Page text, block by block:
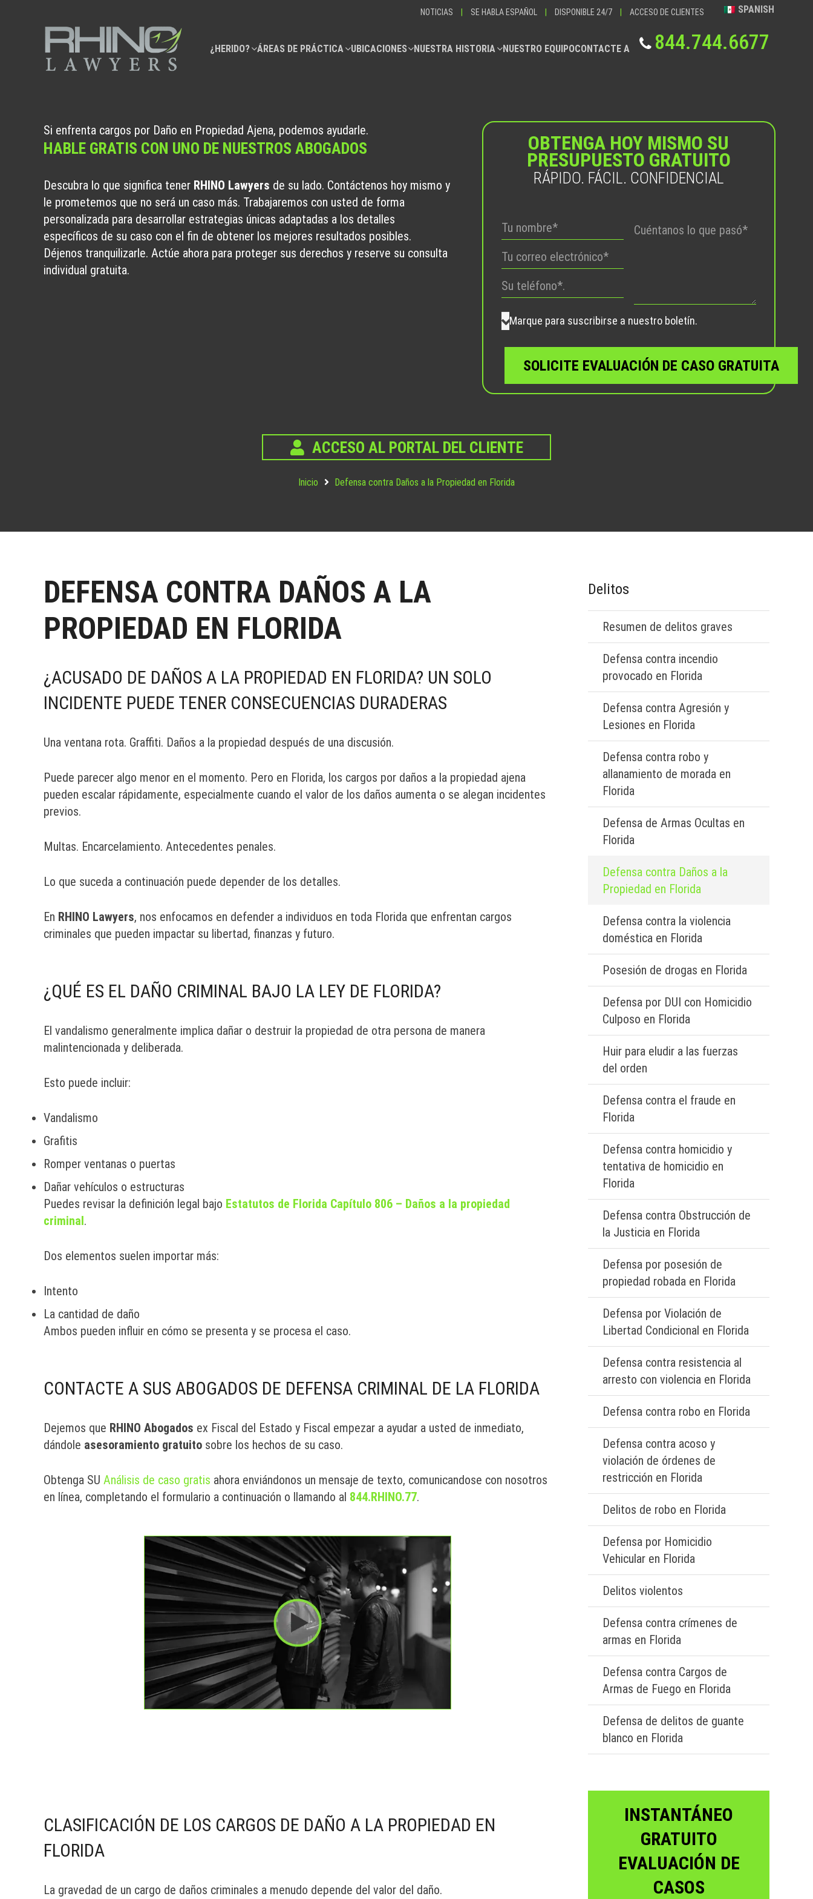
NOTICIAS | SE HABLA ESPAÑOL | DISPONIBLE 24/7 | ACCESO DE CLIENTES SPANISH
¿HERIDO? ÁREAS DE PRÁCTICA UBICACIONES NUESTRA HISTORIA NUESTRO EQUIPOCONTACTE A 844.744.6677
Si enfrenta cargos por Daño en Propiedad Ajena, podemos ayudarle.
HABLE GRATIS CON UNO DE NUESTROS ABOGADOS
Descubra lo que significa tener RHINO Lawyers de su lado. Contáctenos hoy mismo y
le prometemos que no será un caso más. Trabajaremos con usted de forma
personalizada para desarrollar estrategias únicas adaptadas a los detalles
específicos de su caso con el fin de obtener los mejores resultados posibles.
Déjenos tranquilizarle. Actúe ahora para proteger sus derechos y reserve su consulta
individual gratuita.
OBTENGA HOY MISMO SU
PRESUPUESTO GRATUITO
RÁPIDO. FÁCIL. CONFIDENCIAL
Por
vacío.
Marque para suscribirse a nuestro boletín.
ACCESO AL PORTAL DEL CLIENTE
Inicio Defensa contra Daños a la Propiedad en Florida
DEFENSA CONTRA DAÑOS A LA
PROPIEDAD EN FLORIDA
¿ACUSADO DE DAÑOS A LA PROPIEDAD EN FLORIDA? UN SOLO
INCIDENTE PUEDE TENER CONSECUENCIAS DURADERAS
Una ventana rota. Graffiti. Daños a la propiedad después de una discusión.
Puede parecer algo menor en el momento. Pero en Florida, los cargos por daños a la propiedad ajena
pueden escalar rápidamente, especialmente cuando el valor de los daños aumenta o se alegan incidentes
previos.
Multas. Encarcelamiento. Antecedentes penales.
Lo que suceda a continuación puede depender de los detalles.
En RHINO Lawyers, nos enfocamos en defender a individuos en toda Florida que enfrentan cargos
criminales que pueden impactar su libertad, finanzas y futuro.
¿QUÉ ES EL DAÑO CRIMINAL BAJO LA LEY DE FLORIDA?
El vandalismo generalmente implica dañar o destruir la propiedad de otra persona de manera
malintencionada y deliberada.
Esto puede incluir:
Vandalismo
Grafitis
Romper ventanas o puertas
Dañar vehículos o estructuras
Puedes revisar la definición legal bajo Estatutos de Florida Capítulo 806 – Daños a la propiedad
criminal.
Dos elementos suelen importar más:
Intento
La cantidad de daño
Ambos pueden influir en cómo se presenta y se procesa el caso.
CONTACTE A SUS ABOGADOS DE DEFENSA CRIMINAL DE LA FLORIDA
Dejemos que RHINO Abogados ex Fiscal del Estado y Fiscal empezar a ayudar a usted de inmediato,
dándole asesoramiento gratuito sobre los hechos de su caso.
Obtenga SU Análisis de caso gratis ahora enviándonos un mensaje de texto, comunicandose con nosotros
en línea, completando el formulario a continuación o llamando al 844.RHINO.77.
CLASIFICACIÓN DE LOS CARGOS DE DAÑO A LA PROPIEDAD EN
FLORIDA
La gravedad de un cargo de daños criminales a menudo depende del valor del daño.
Delitos
Resumen de delitos graves
Defensa contra incendio
provocado en Florida
Defensa contra Agresión y
Lesiones en Florida
Defensa contra robo y
allanamiento de morada en
Florida
Defensa de Armas Ocultas en
Florida
Defensa contra Daños a la
Propiedad en Florida
Defensa contra la violencia
doméstica en Florida
Posesión de drogas en Florida
Defensa por DUI con Homicidio
Culposo en Florida
Huir para eludir a las fuerzas
del orden
Defensa contra el fraude en
Florida
Defensa contra homicidio y
tentativa de homicidio en
Florida
Defensa contra Obstrucción de
la Justicia en Florida
Defensa por posesión de
propiedad robada en Florida
Defensa por Violación de
Libertad Condicional en Florida
Defensa contra resistencia al
arresto con violencia en Florida
Defensa contra robo en Florida
Defensa contra acoso y
violación de órdenes de
restricción en Florida
Delitos de robo en Florida
Defensa por Homicidio
Vehicular en Florida
Delitos violentos
Defensa contra crímenes de
armas en Florida
Defensa contra Cargos de
Armas de Fuego en Florida
Defensa de delitos de guante
blanco en Florida
INSTANTÁNEO
GRATUITO
EVALUACIÓN DE
CASOS